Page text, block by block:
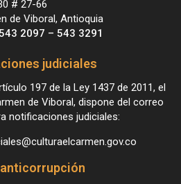
# 27-66
de Viboral, Antioquia
2097 – 543 3291
judiciales
197 de la Ley 1437 de 2011, el
de Viboral, dispone del correo
notificaciones judiciales: